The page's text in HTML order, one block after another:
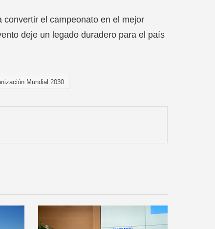
el campeonato en el mejor
deje un legado duradero para el país
Mundial 2030